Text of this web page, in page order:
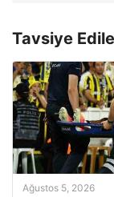
Tavsiye
Ağustos 5, 2026